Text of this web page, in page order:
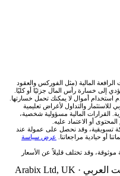
الرافعة المالية (مثل الفوركس والعقود
إلى خسارة رأس المال جزئيًا أو كليًا.
استخدام أموال لا يمكنك تحمل خسارتها.
والتداول لأغراض تعليمية
القرارات المالية مسؤولية شخصية،
أو الاعتماد عليه.
تسويقية، وقد نحصل على عمولة عند
أو حيادية مراجعاتنا. عرض سياسة
موثوقة، وقد تختلف قليلاً عن الأسعار
Arabix Ltd, UK